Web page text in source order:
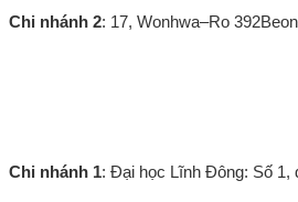
Chi nhánh 2: 17, Wonhwa–Ro
Chi nhánh 1: Đại học Lĩnh Đông: Số